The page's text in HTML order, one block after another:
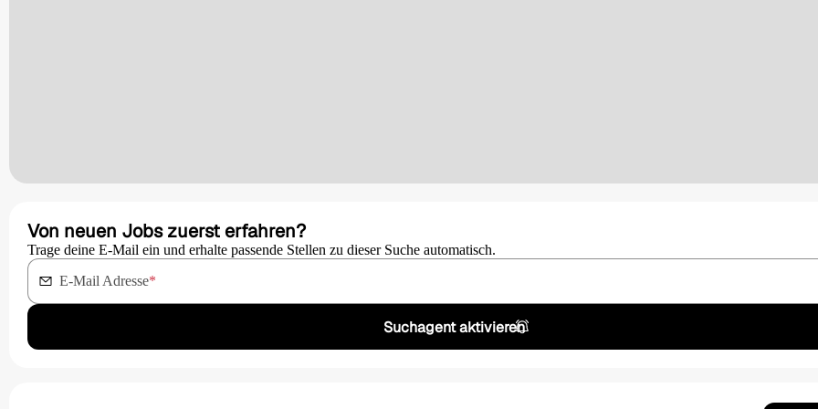
Von neuen Jobs zuerst erfahren?
Trage deine E-Mail ein und erhalte passende Stellen zu dieser Suche automatisch.
E-Mail Adresse*
Suchagent aktivieren